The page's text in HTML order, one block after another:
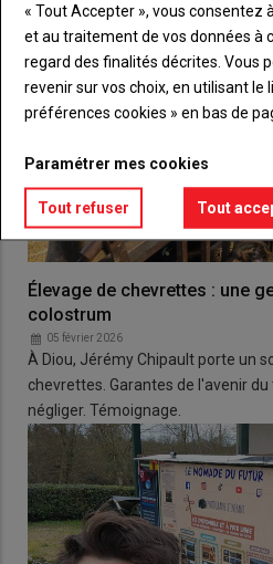
Élevage de chevrettes : une
colostrum
05 février 2026
À Diou, Jérémy Chipault porte un
chevrettes. Garantes de l'avenir
négliger. Témoignage.
« Tout Accepter », vous consentez
et au traitement de vos données à
regard des finalités décrites. Vous
revenir sur vos choix, en utilisant le
préférences cookies » en bas de
Paramétrer mes cookies
Tout refuser Tout